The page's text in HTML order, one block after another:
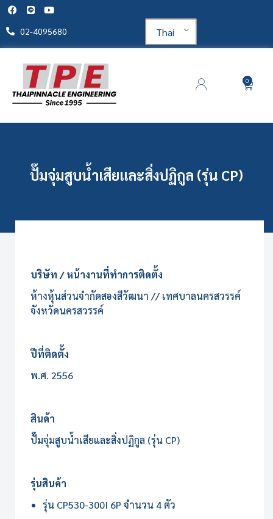
02-4095680 Thai
0
ปั๊มจุ่มสูบน้ำเสียและสิ่งปฏิกูล (รุ่น CP)
บริษัท / หน้างานที่ทำการติดตั้ง
ห้างหุ้นส่วนจำกัดสองสีวัฒนา // เทศบาลนครสวรรค์
จังหวัดนครสวรรค์
ปีที่ติดตั้ง
พ.ศ. 2556
สินค้า
ปั๊มจุ่มสูบน้ำเสียและสิ่งปฏิกูล (รุ่น CP)
รุ่นสินค้า
รุ่น CP530-300I 6P จำนวน 4 ตัว